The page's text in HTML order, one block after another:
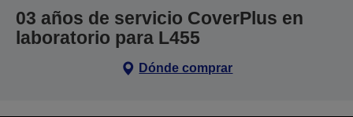
03 años de servicio CoverPlus en
laboratorio para L455
Dónde comprar